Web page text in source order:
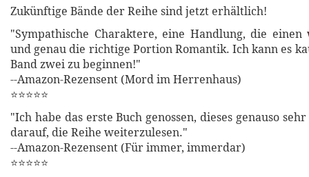
Zukünftige Bände der Reihe sind jetzt erhältlich!
"Sympathische Charaktere, eine Handlung, die einen
und genau die richtige Portion Romantik. Ich kann es
Band zwei zu beginnen!"
--Amazon-Rezensent (Mord im Herrenhaus)
⭐⭐⭐⭐⭐
"Ich habe das erste Buch genossen, dieses genauso
darauf, die Reihe weiterzulesen."
--Amazon-Rezensent (Für immer, immerdar)
⭐⭐⭐⭐⭐